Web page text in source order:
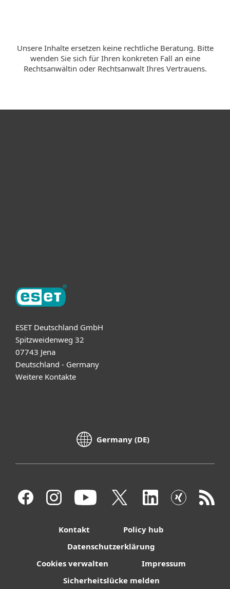
Unsere Inhalte ersetzen keine rechtliche Beratung. Bitte
wenden Sie sich für Ihren konkreten Fall an eine
Rechtsanwältin oder Rechtsanwalt Ihres Vertrauens.
ESET Deutschland GmbH
Spitzweidenweg 32
07743 Jena
Deutschland - Germany
Weitere Kontakte
Germany (DE)
Kontakt
Policy hub
Datenschutzerklärung
Cookies verwalten
Impressum
Sicherheitslücke melden